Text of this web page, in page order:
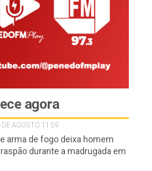
agora
DE AGOSTO 11:59
arma de fogo deixa homem
durante a madrugada em